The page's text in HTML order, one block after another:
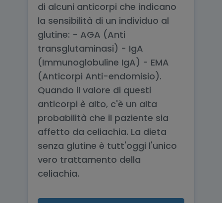
di alcuni anticorpi che indicano
la sensibilità di un individuo al
glutine: - AGA (Anti
transglutaminasi) - IgA
(Immunoglobuline IgA) - EMA
(Anticorpi Anti-endomisio).
Quando il valore di questi
anticorpi è alto, c'è un alta
probabilità che il paziente sia
affetto da celiachia. La dieta
senza glutine è tutt'oggi l'unico
vero trattamento della
celiachia.